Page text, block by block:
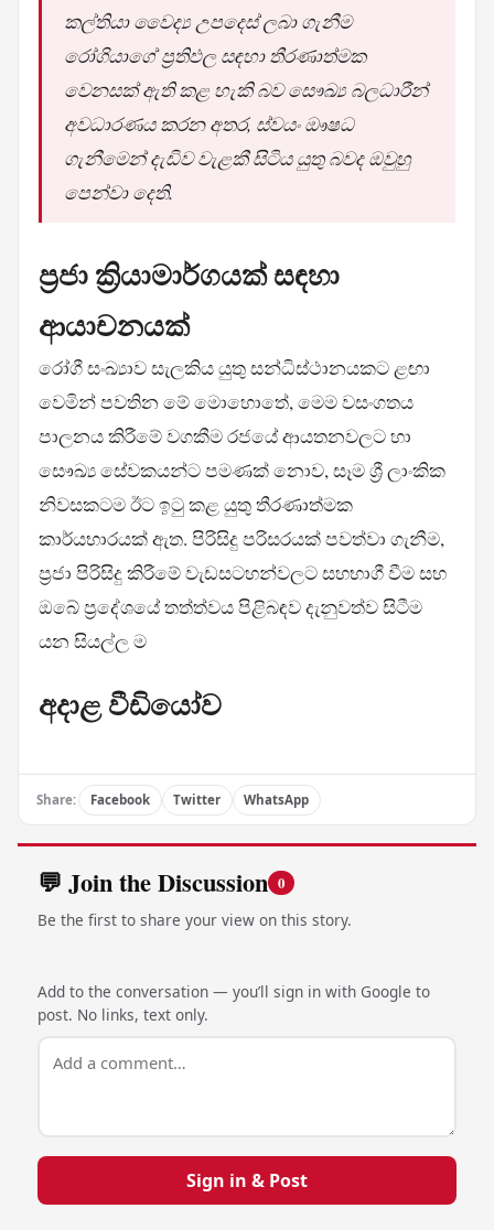
කල්තියා වෛද්‍ය උපදෙස් ලබා ගැනීම
රෝගියාගේ ප්‍රතිඵල සඳහා තීරණාත්මක
වෙනසක් ඇති කළ හැකි බව සෞඛ්‍ය බලධාරීන්
අවධාරණය කරන අතර, ස්වයං ඖෂධ
ගැනීමෙන් දැඩිව වැළකී සිටිය යුතු බවද ඔවුහු
පෙන්වා දෙති.
ප්‍රජා ක්‍රියාමාර්ගයක් සඳහා
ආයාචනයක්
රෝගී සංඛ්‍යාව සැලකිය යුතු සන්ධිස්ථානයකට ළඟා
වෙමින් පවතින මේ මොහොතේ, මෙම වසංගතය
පාලනය කිරීමේ වගකීම රජයේ ආයතනවලට හා
සෞඛ්‍ය සේවකයන්ට පමණක් නොව, සෑම ශ්‍රී ලාංකික
නිවසකටම ඊට ඉටු කළ යුතු තීරණාත්මක
කාර්යභාරයක් ඇත. පිරිසිදු පරිසරයක් පවත්වා ගැනීම,
ප්‍රජා පිරිසිදු කිරීමේ වැඩසටහන්වලට සහභාගී වීම සහ
ඔබේ ප්‍රදේශයේ තත්ත්වය පිළිබඳව දැනුවත්ව සිටීම
යන සියල්ල ම
අදාළ වීඩියෝව
Share: Facebook Twitter WhatsApp
💬 Join the Discussion 0
Be the first to share your view on this story.
Add to the conversation — you’ll sign in with Google to
post. No links, text only.
Sign in & Post